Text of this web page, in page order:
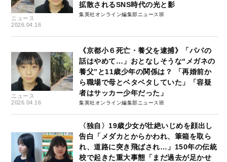
ニュース
2026.04.16
拡散されるSNS時代の光と影
集英社オンライン編集部ニュース班
ニュース
2026.04.16
《京都小６死亡・養父を逮捕》「パパの
話はやめて…」おとなしそうな“メガネの
養父”と11歳少年の関係は？ 「再婚前か
ら職場で母とベタベタしていた」「容疑
者はサッカー少年だった」
集英社オンライン編集部ニュース班
〈独自〉19歳少女が壮絶いじめを顔出し
告白「メダカとからかわれ、筆箱を取ら
れ、道路に突き飛ばされ…」150年の伝統
校で起きた重大事態「まだ過去が足かせ